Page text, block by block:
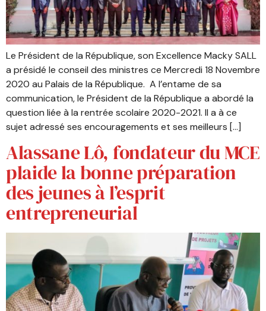
Le Président de la République, son Excellence Macky SALL
a présidé le conseil des ministres ce Mercredi 18 Novembre
2020 au Palais de la République. A l’entame de sa
communication, le Président de la République a abordé la
question liée à la rentrée scolaire 2020-2021. Il a à ce
sujet adressé ses encouragements et ses meilleurs […]
Alassane Lô, fondateur du MCE
plaide la bonne préparation
des jeunes à l’esprit
entrepreneurial